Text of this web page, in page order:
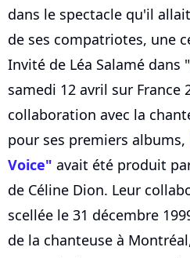
dans le spectacle qu'il
de ses compatriotes, une
Invité de Léa Salamé dans
samedi 12 avril sur France
collaboration avec la
pour ses premiers albums,
Voice" avait été produit
de Céline Dion. Leur
scellée le 31 décembre
de la chanteuse à